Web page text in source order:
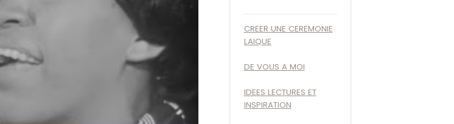
CREER UNE CEREMONIE
LAIQUE
DE VOUS A MOI
IDEES LECTURES ET
INSPIRATION